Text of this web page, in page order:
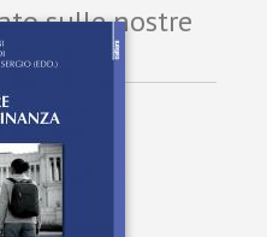
sulle nostre